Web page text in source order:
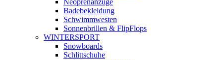
Neoprenanzüge
Badebekleidung
Schwimmwesten
Sonnenbrillen & FlipFlops
WINTERSPORT
Snowboards
Schlittschuhe